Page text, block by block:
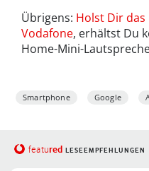
Übrigens: Holst Dir das
Vodafone, erhältst Du
Home-Mini-
Smartphone Google
featured LESEEMPFEHLUNGEN